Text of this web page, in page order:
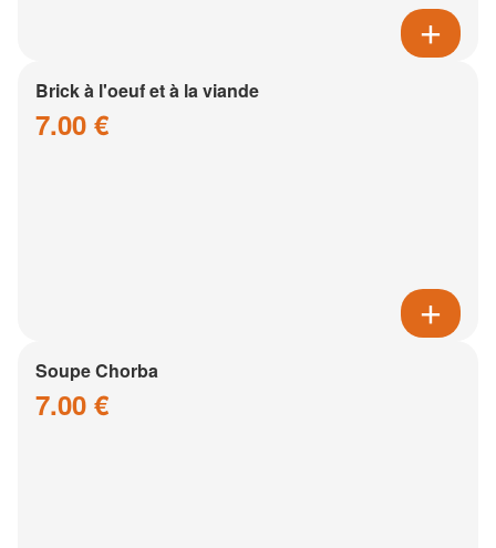
Brick à l'oeuf et à la viande
7.00 €
Soupe Chorba
7.00 €